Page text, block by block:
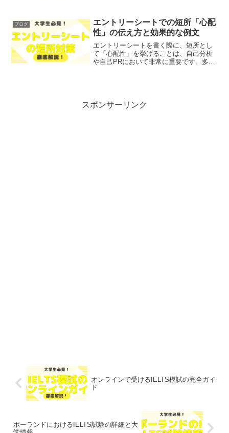
効率的に上げるための勉強法を、徹底解
説します！レポト...
ブログ
エントリーシートでの短所「心配
性」の伝え方と効果的な例文
エントリーシートを書く際に、短所とし
て「心配性」を挙げることは、自己分析
や自己PRにおいて非常に重要です。多く
スポンサーリンク
オンラインで受けるIELTS模試の完全ガイ
ド
ポーランドにおけるIELTS試験の詳細と大